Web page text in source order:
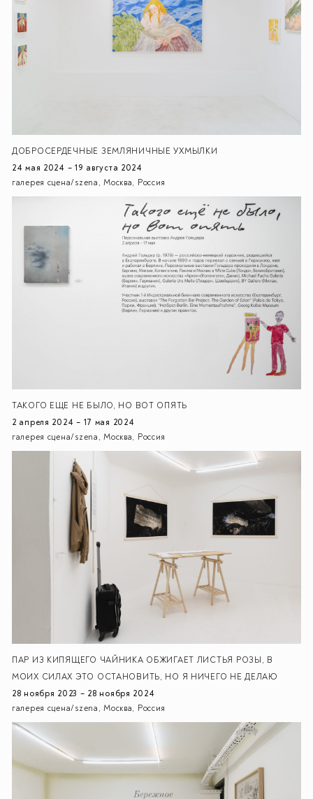
ДОБРОСЕРДЕЧНЫЕ ЗЕМЛЯНИЧНЫЕ УХМЫЛКИ
24 мая 2024 – 19 августа 2024
галерея сцена/szena, Москва, Россия
ТАКОГО ЕЩЕ НЕ БЫЛО, НО ВОТ ОПЯТЬ
2 апреля 2024 – 17 мая 2024
галерея сцена/szena, Москва, Россия
ПАР ИЗ КИПЯЩЕГО ЧАЙНИКА ОБЖИГАЕТ ЛИСТЬЯ РОЗЫ, В
МОИХ СИЛАХ ЭТО ОСТАНОВИТЬ, НО Я НИЧЕГО НЕ ДЕЛАЮ
28 ноября 2023 – 28 ноября 2024
галерея сцена/szena, Москва, Россия